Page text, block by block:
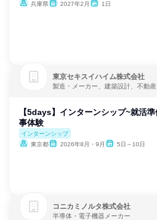
兵庫県
2027年2月 1日
東京セキスイハイム株式会社
製造・メーカー、建築設計、不動産
【5days】インターンシップ~就活
事体験
インターンシップ
東京都
2026年8月・9月 5日～10日
コニカミノルタ株式会社
半導体・電子機器メーカー